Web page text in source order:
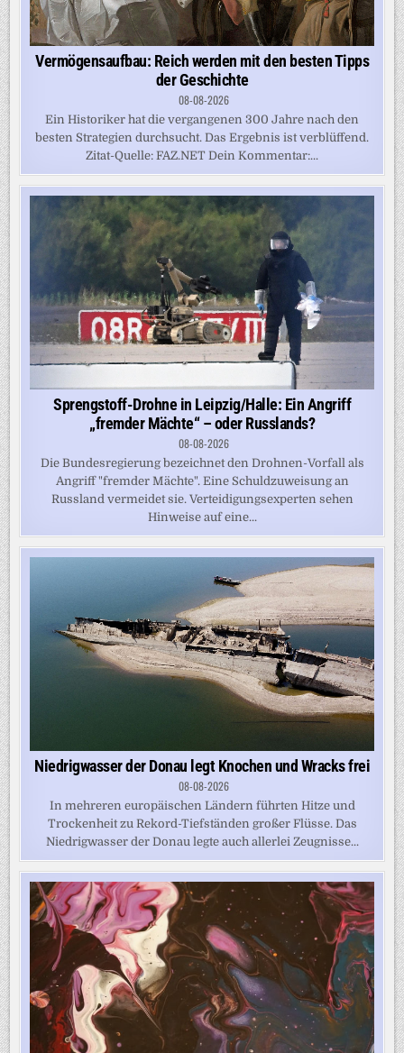
Vermögensaufbau: Reich werden mit den besten Tipps
der Geschichte
08-08-2026
Ein Historiker hat die vergangenen 300 Jahre nach den
besten Strategien durchsucht. Das Ergebnis ist verblüffend.
Zitat-Quelle: FAZ.NET Dein Kommentar:...
Sprengstoff-Drohne in Leipzig/Halle: Ein Angriff
„fremder Mächte“ – oder Russlands?
08-08-2026
Die Bundesregierung bezeichnet den Drohnen-Vorfall als
Angriff "fremder Mächte". Eine Schuldzuweisung an
Russland vermeidet sie. Verteidigungsexperten sehen
Hinweise auf eine...
Niedrigwasser der Donau legt Knochen und Wracks frei
08-08-2026
In mehreren europäischen Ländern führten Hitze und
Trockenheit zu Rekord-Tiefständen großer Flüsse. Das
Niedrigwasser der Donau legte auch allerlei Zeugnisse...